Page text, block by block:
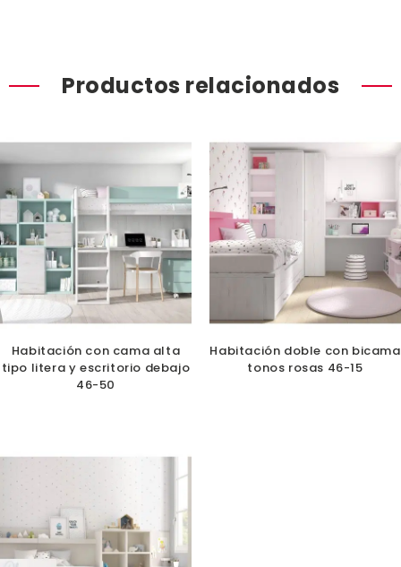
Productos relacionados
Habitación con cama alta
tipo litera y escritorio debajo
46-50
Habitación doble con bicama
tonos rosas 46-15